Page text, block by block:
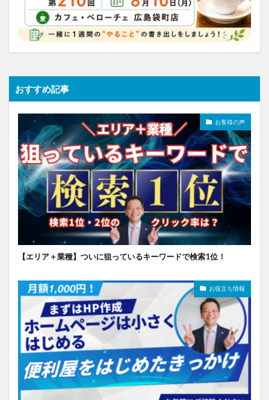
おすすめ記事
お客様の声
【エリア＋業種】ついに狙っているキーワードで検索1位！
お役立ち情報